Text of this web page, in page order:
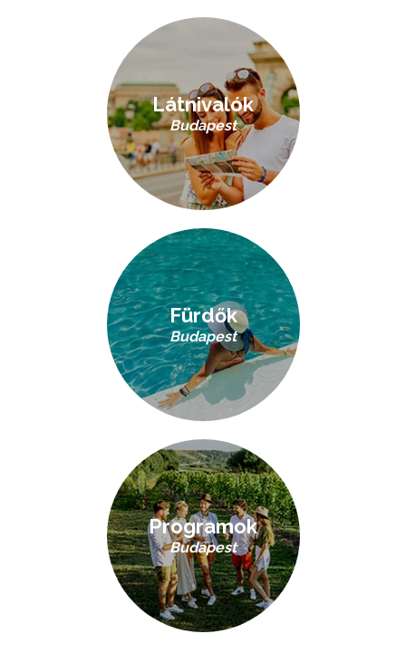
Látnivalók
Budapest
Fürdők
Budapest
Programok
Budapest